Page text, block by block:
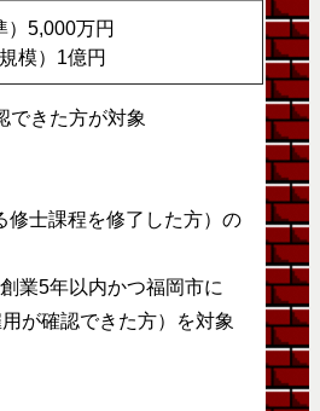
）5,000万円
模）1億円
できた方が対象
修士課程を修了した方）の
業5年以内かつ福岡市に
が確認できた方）を対象